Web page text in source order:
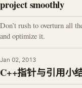
project smoothly
Don’t rush to overturn all
and optimize it.
C++指针与引用小
Jan 02, 2013